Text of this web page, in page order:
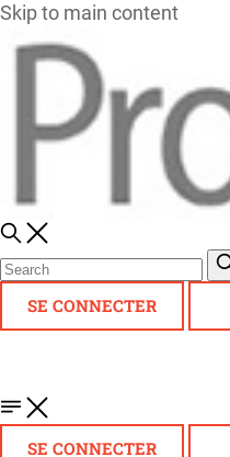
Skip to main content
SE CONNECTER
SE CONNECTER